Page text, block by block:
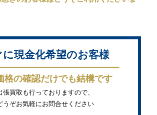
に現金化希望のお客様
格の確認だけでも結構です
張買取も行っておりますので、
うぞお気軽にお問合せください